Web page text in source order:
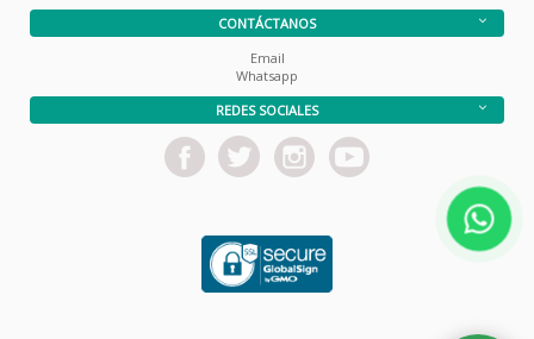
CONTÁCTANOS
Email
Whatsapp
REDES SOCIALES